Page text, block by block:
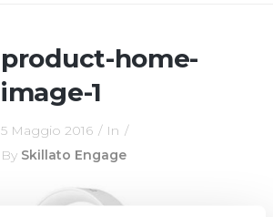
product-home-
image-1
5 Maggio 2016
In
By Skillato Engage